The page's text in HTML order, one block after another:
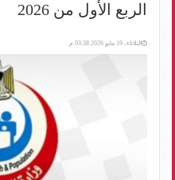
الربع الأول من 2026
الثلاثاء، 19 مايو 2026 03:38 م